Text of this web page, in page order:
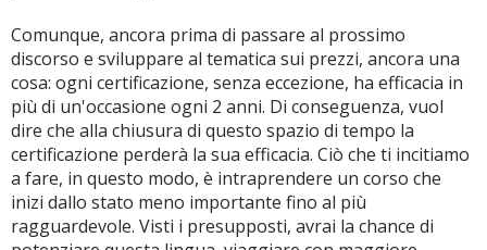
Comunque, ancora prima di passare al prossimo
discorso e sviluppare al tematica sui prezzi, ancora una
cosa: ogni certificazione, senza eccezione, ha efficacia in
più di un'occasione ogni 2 anni. Di conseguenza, vuol
dire che alla chiusura di questo spazio di tempo la
certificazione perderà la sua efficacia. Ciò che ti incitiamo
a fare, in questo modo, è intraprendere un corso che
inizi dallo stato meno importante fino al più
ragguardevole. Visti i presupposti, avrai la chance di